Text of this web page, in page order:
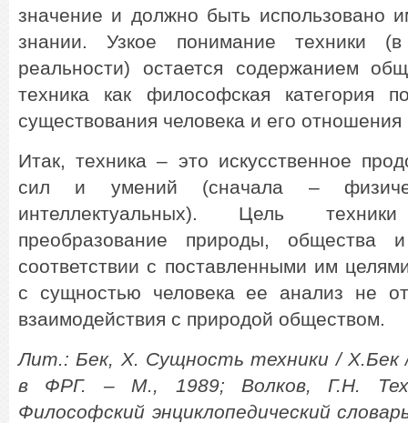
значение и должно быть использовано
знании. Узкое понимание техники (в
реальности) остается содержанием
техника как философская категория
существования человека и его отношения
Итак, техника – это искусственное
сил и умений (сначала –
интеллектуальных). Цель
преобразование природы, общества
соответствии с поставленными им
с сущностью человека ее анализ не
взаимодействия с природой обществом.
Лит.: Бек, Х. Сущность техники / Х.Бек
в ФРГ. – М., 1989; Волков, Г.Н.
Философский энциклопедический